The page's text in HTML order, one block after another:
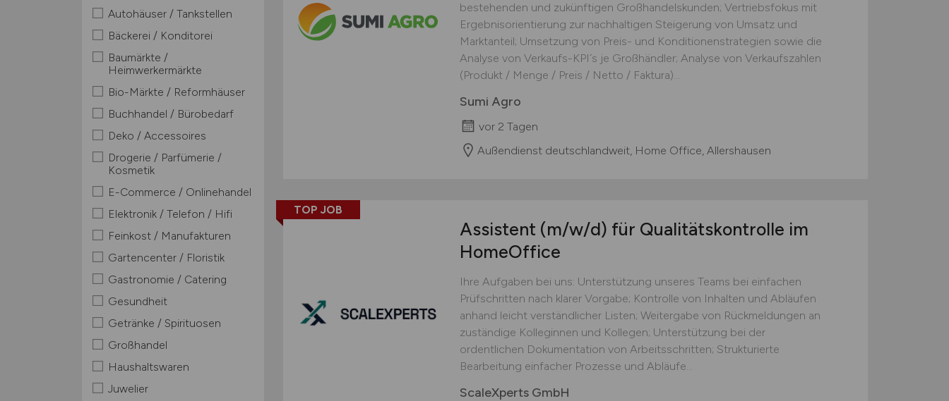
Autohäuser / Tankstellen
Bäckerei / Konditorei
Baumärkte /
Heimwerkermärkte
Bio-Märkte / Reformhäuser
Buchhandel / Bürobedarf
Deko / Accessoires
Drogerie / Parfümerie /
Kosmetik
E-Commerce / Onlinehandel
Elektronik / Telefon / Hifi
Feinkost / Manufakturen
Gartencenter / Floristik
Gastronomie / Catering
Gesundheit
Getränke / Spirituosen
Großhandel
Haushaltswaren
Juwelier
bestehenden und zukünftigen Großhandelskunden; Vertriebsfokus mit
Ergebnisorientierung zur nachhaltigen Steigerung von Umsatz und
Marktanteil; Umsetzung von Preis- und Konditionenstrategien sowie die
Analyse von Verkaufs-KPI´s je Großhändler; Analyse von Verkaufszahlen
(Produkt / Menge / Preis / Netto / Faktura)...
Sumi Agro
vor 2 Tagen
Außendienst deutschlandweit, Home Office, Allershausen
TOP JOB
Assistent (m/w/d) für Qualitätskontrolle im
HomeOffice
Ihre Aufgaben bei uns: Unterstützung unseres Teams bei einfachen
Prüfschritten nach klarer Vorgabe; Kontrolle von Inhalten und Abläufen
anhand leicht verständlicher Listen; Weitergabe von Rückmeldungen an
zuständige Kolleginnen und Kollegen; Unterstützung bei der
ordentlichen Dokumentation von Arbeitsschritten; Strukturierte
Bearbeitung einfacher Prozesse und Abläufe...
ScaleXperts GmbH